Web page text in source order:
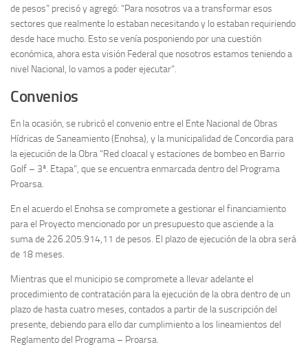
de pesos” precisó y agregó: “Para nosotros va a transformar esos
sectores que realmente lo estaban necesitando y lo estaban requiriendo
desde hace mucho. Esto se venía posponiendo por una cuestión
económica, ahora esta visión Federal que nosotros estamos teniendo a
nivel Nacional, lo vamos a poder ejecutar”.
Convenios
En la ocasión, se rubricó el convenio entre el Ente Nacional de Obras
Hídricas de Saneamiento (Enohsa), y la municipalidad de Concordia para
la ejecución de la Obra “Red cloacal y estaciones de bombeo en Barrio
Golf – 3ª. Etapa”, que se encuentra enmarcada dentro del Programa
Proarsa.
En el acuerdo el Enohsa se compromete a gestionar el financiamiento
para el Proyecto mencionado por un presupuesto que asciende a la
suma de 226.205.914,11 de pesos. El plazo de ejecución de la obra será
de 18 meses.
Mientras que el municipio se compromete a llevar adelante el
procedimiento de contratación para la ejecución de la obra dentro de un
plazo de hasta cuatro meses, contados a partir de la suscripción del
presente, debiendo para ello dar cumplimiento a los lineamientos del
Reglamento del Programa – Proarsa.